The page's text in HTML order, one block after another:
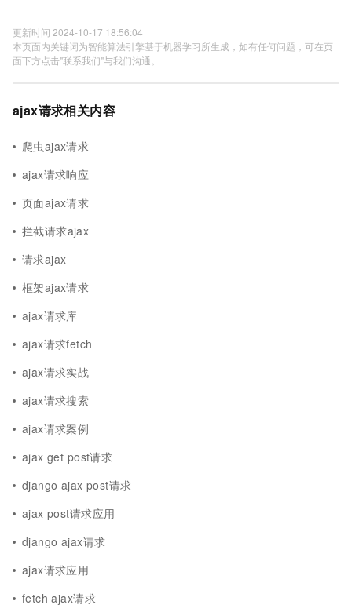
更新时间 2024-10-17 18:56:04
本页面内关键词为智能算法引擎基于机器学习所生成，如有任何问题，可在页
面下方点击"联系我们"与我们沟通。
ajax请求相关内容
爬虫ajax请求
ajax请求响应
页面ajax请求
拦截请求ajax
请求ajax
框架ajax请求
ajax请求库
ajax请求fetch
ajax请求实战
ajax请求搜索
ajax请求案例
ajax get post请求
django ajax post请求
ajax post请求应用
django ajax请求
ajax请求应用
fetch ajax请求